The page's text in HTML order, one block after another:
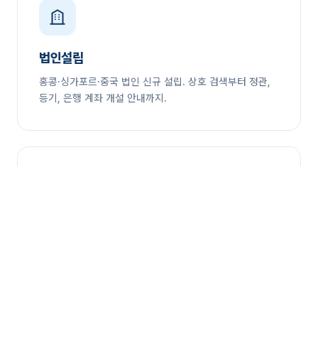
법인설립
홍콩·싱가포르·중국 법인 신규 설립. 상호 검색부터 정관,
등기, 은행 계좌 개설 안내까지.